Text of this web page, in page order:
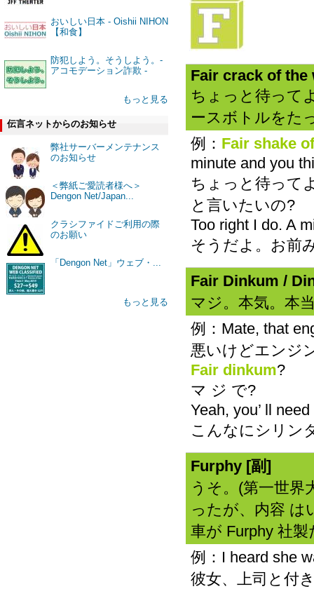
おいしい日本 - Oishii NIHON
【和食】
防犯しよう。そうしよう。-
アコモデーション詐欺 -
もっと見る
伝言ネットからのお知らせ
弊社サーバーメンテナンス
のお知らせ
＜弊紙ご愛読者様へ＞
Dengon Net/Japan...
クラシファイドご利用の際
のお願い
「Dengon Net」ウェブ・...
もっと見る
Fair crack of the
ちょっと待って
ースボトルをた
例： Fair shake
minute and you
ちょっと待って
と言いたいの?
Too right I do. A
そうだよ。お前
Fair Dinkum /
マジ。本気。本
例：Mate, that
悪いけどエンジ
Fair dinkum?
マ ジ で?
Yeah, you’ ll
こんなにシリン
Furphy [副]
うそ。(第一世界
ったが、内容 は
車が Furphy 社
例：I heard she
彼女、上司と付